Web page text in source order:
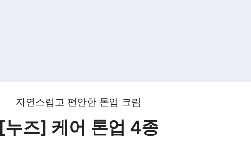
자연스럽고 편안한 톤업 크림
[누즈] 케어 톤업 4종